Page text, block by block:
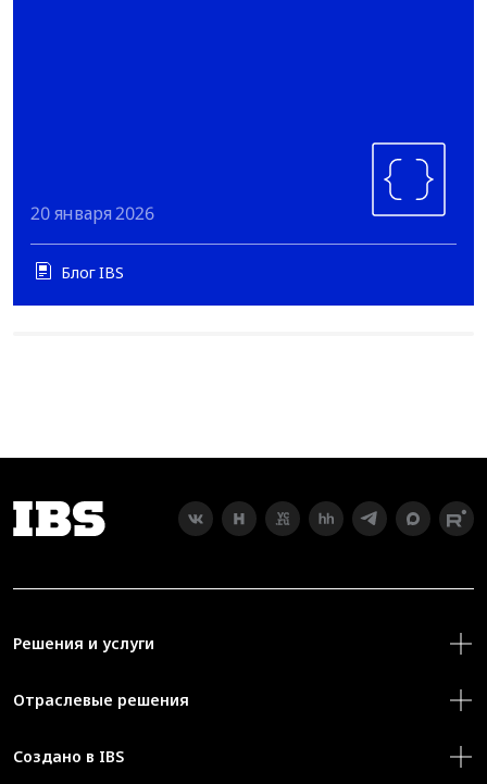
20 января 2026
Блог IBS
Решения и услуги
Отраслевые решения
Создано в IBS